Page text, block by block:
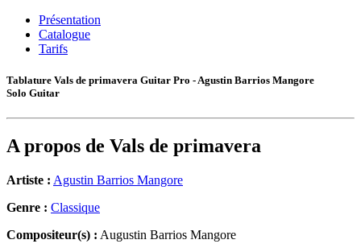
Présentation
Catalogue
Tarifs
Tablature Vals de primavera Guitar Pro - Agustin Barrios Mangore
Solo Guitar
A propos de Vals de primavera
Artiste : Agustin Barrios Mangore
Genre : Classique
Compositeur(s) : Augustin Barrios Mangore